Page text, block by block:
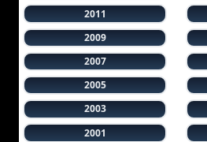
2011
2009
2007
2005
2003
2001